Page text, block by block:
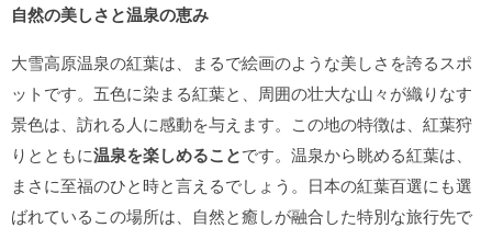
自然の美しさと温泉の恵み
大雪高原温泉の紅葉は、まるで絵画のような美しさを誇るスポ
ットです。五色に染まる紅葉と、周囲の壮大な山々が織りなす
景色は、訪れる人に感動を与えます。この地の特徴は、紅葉狩
りとともに温泉を楽しめることです。温泉から眺める紅葉は、
まさに至福のひと時と言えるでしょう。日本の紅葉百選にも選
ばれているこの場所は、自然と癒しが融合した特別な旅行先で